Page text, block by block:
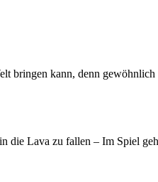
bringen kann, denn
die Lava zu fallen – Im Spiel